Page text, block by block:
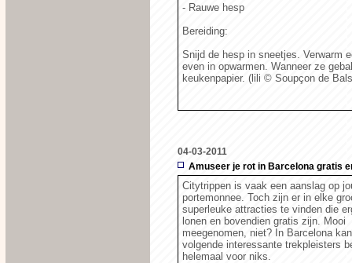
- Rauwe hesp
Bereiding:
Snijd de hesp in sneetjes. Verwarm
even in opwarmen. Wanneer ze
keukenpapier. (lili © Soupçon de
04-03-2011
Amuseer je rot in Barcelona gratis
Citytrippen is vaak een aanslag op
portemonnee. Toch zijn er in elke
superleuke attracties te vinden die
lonen en bovendien gratis zijn. Mooi
meegenomen, niet? In Barcelona
volgende interessante trekpleisters
helemaal voor niks.